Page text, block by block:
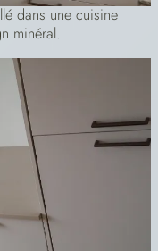
dans une cuisine
minéral.